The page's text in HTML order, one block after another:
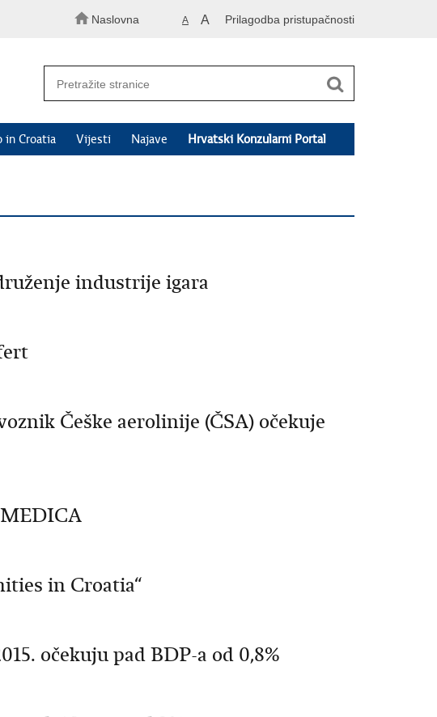
Naslovna A A Prilagodba pristupačnosti
in Croatia Vijesti Najave Hrvatski Konzularni Portal
industrije igara
Češke aerolinije (ČSA) očekuje
in Croatia“
očekuju pad BDP-a od 0,8%